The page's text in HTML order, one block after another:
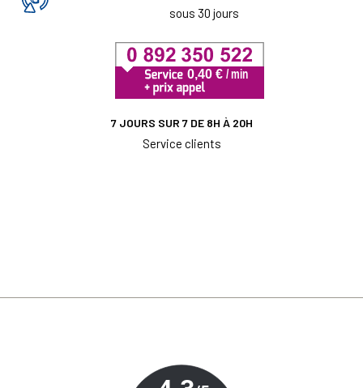
sous 30 jours
7 JOURS SUR 7 DE 8H À 20H
Service clients